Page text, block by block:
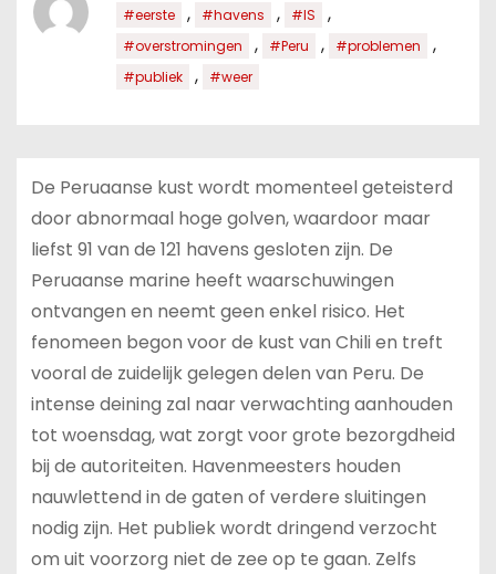
#eerste , #havens , #IS ,
#overstromingen , #Peru , #problemen ,
#publiek , #weer
De Peruaanse kust wordt momenteel geteisterd
door abnormaal hoge golven, waardoor maar
liefst 91 van de 121 havens gesloten zijn. De
Peruaanse marine heeft waarschuwingen
ontvangen en neemt geen enkel risico. Het
fenomeen begon voor de kust van Chili en treft
vooral de zuidelijk gelegen delen van Peru. De
intense deining zal naar verwachting aanhouden
tot woensdag, wat zorgt voor grote bezorgdheid
bij de autoriteiten. Havenmeesters houden
nauwlettend in de gaten of verdere sluitingen
nodig zijn. Het publiek wordt dringend verzocht
om uit voorzorg niet de zee op te gaan. Zelfs